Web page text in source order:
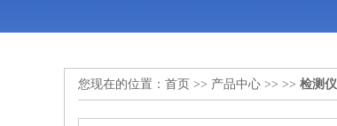
您现在的位置： 首页 >> 产品中心 >> >> 检测仪